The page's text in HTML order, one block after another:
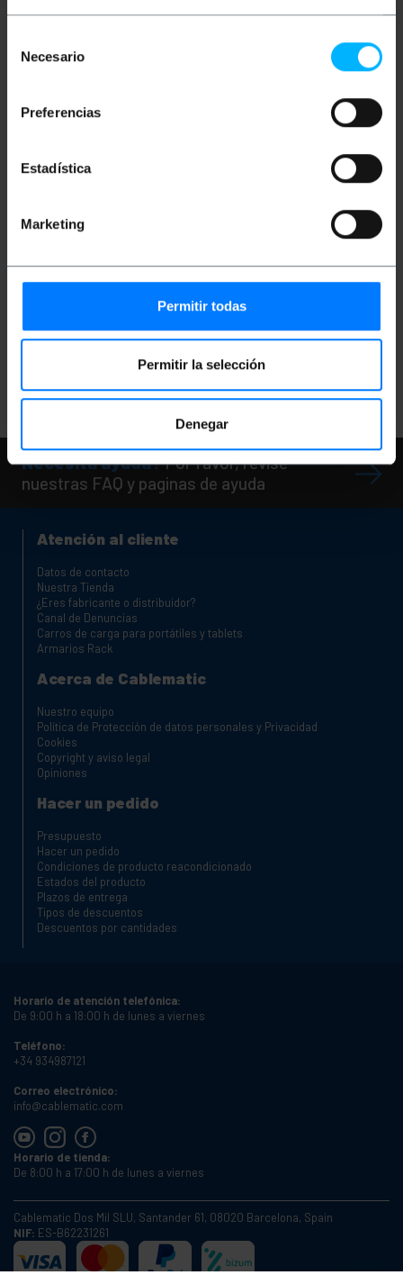
Necesario
Preferencias
Estadística
Marketing
Permitir todas
Permitir la selección
Denegar
HAYA STOCK
HAYA STOCK
BEMATIK
AVÍSAME CUANDO
Organizador
PVP
AVÍSAME CUANDO
Necesita ayuda?Por favor, revise
nuestras FAQ y paginas de ayuda
Atención al cliente
Datos de contacto
Nuestra Tienda
¿Eres fabricante o distribuidor?
Canal de Denuncias
Carros de carga para portátiles y tablets
Armarios Rack
Acerca de Cablematic
Nuestro equipo
Política de Protección de datos personales y Privacidad
Cookies
Copyright y aviso legal
Opiniones
Hacer un pedido
Presupuesto
Hacer un pedido
Condiciones de producto reacondicionado
Estados del producto
Plazos de entrega
Tipos de descuentos
Descuentos por cantidades
Horario de atención telefónica:
De 9:00 h a 18:00 h de lunes a viernes
Teléfono:
+34 934987121
Correo electrónico:
info@cablematic.com
Horario de tienda:
De 8:00 h a 17:00 h de lunes a viernes
Cablematic Dos Mil SLU, Santander 61, 08020 Barcelona, Spain
NIF: ES-B62231261